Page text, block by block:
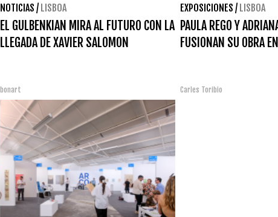
NOTICIAS / LISBOA
EL GULBENKIAN MIRA AL FUTURO CON LA
LLEGADA DE XAVIER SALOMON
bonart
EXPOSICIONES / LISBOA
PAULA REGO Y
FUSIONAN SU OBRA
Carles Toribio